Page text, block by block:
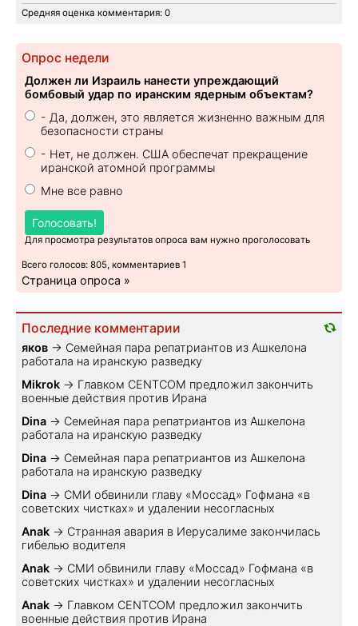
Средняя оценка комментария: 0
Опрос недели
Должен ли Израиль нанести упреждающий
бомбовый удар по иранским ядерным объектам?
- Да, должен, это является жизненно важным для
безопасности страны
- Нет, не должен. США обеспечат прекращение
иранской атомной программы
Мне все равно
Голосовать!
Для просмотра результатов опроса вам нужно проголосовать
Всего голосов: 805, комментариев 1
Страница опроса »
Последние комментарии
яков → Семейная пара репатриантов из Ашкелона
работала на иранскую разведку
Mikrok → Главком CENTCOM предложил закончить
военные действия против Ирана
Dina → Семейная пара репатриантов из Ашкелона
работала на иранскую разведку
Dina → Семейная пара репатриантов из Ашкелона
работала на иранскую разведку
Dina → СМИ обвинили главу «Моссад» Гофмана «в
советских чистках» и удалении несогласных
Anak → Странная авария в Иерусалиме закончилась
гибелью водителя
Anak → СМИ обвинили главу «Моссад» Гофмана «в
советских чистках» и удалении несогласных
Anak → Главком CENTCOM предложил закончить
военные действия против Ирана